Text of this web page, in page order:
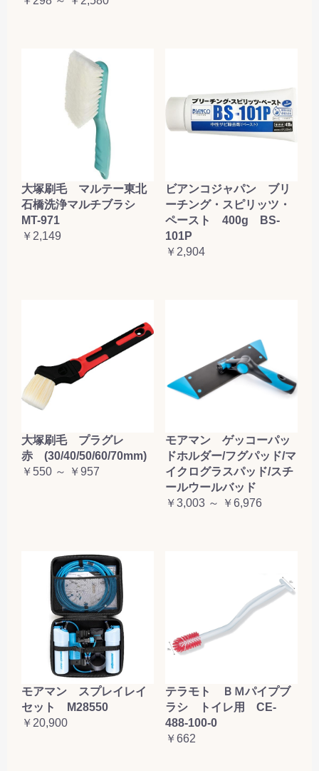
大塚刷毛 マルテー東北
石橋洗浄マルチブラシ
MT-971
￥2,149
ビアンコジャパン ブリ
ーチング・スピリッツ・
ペースト 400g BS-
101P
￥2,904
大塚刷毛 プラグレ
赤 (30/40/50/60/70mm)
￥550 ～ ￥957
モアマン ゲッコーパッ
ドホルダー/フグパッド/マ
イクログラスパッド/スチ
ールウールバッド
￥3,003 ～ ￥6,976
モアマン スプレイレイ
セット M28550
￥20,900
テラモト ＢＭパイプブ
ラシ トイレ用 CE-
488-100-0
￥662